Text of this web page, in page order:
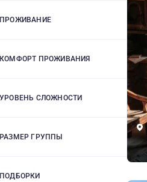
ПРОЖИВАНИЕ
КОМФОРТ ПРОЖИВАНИЯ
УРОВЕНЬ СЛОЖНОСТИ
РАЗМЕР ГРУППЫ
ПОДБОРКИ